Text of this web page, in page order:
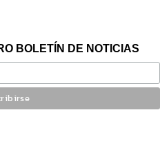
BOLETÍN DE NOTICIAS